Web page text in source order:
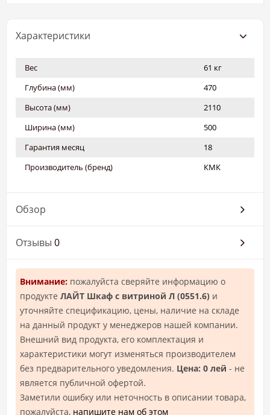
Характеристики
Вес
61 кг
Глубина (мм)
470
Высота (мм)
2110
Ширина (мм)
500
Гарантия месяц
18
Производитель (бренд)
КМК
Обзор
Отзывы 0
Внимание: пожалуйста сверяйте информацию о
продукте ЛАЙТ Шкаф с витриной Л (0551.6) и
уточняйте спецификацию, цены, наличие на складе
на данный продукт у менеджеров нашей компании.
Внешний вид продукта, его комплектация и
характеристики могут изменяться производителем
без предварительного уведомления. Цена: 0 лей - не
является публичной офертой.
Заметили ошибку или неточность в описании товара,
пожалуйста, напишите нам об этом